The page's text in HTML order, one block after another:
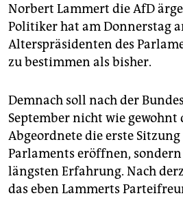
epaper login
Norbert Lammert die AfD
Politiker hat am Donnerstag
Alterspräsidenten des
zu bestimmen als bisher.
Demnach soll nach der
September nicht wie gewohnt
Abgeordnete die erste Sitzung
Parlaments eröffnen,
längsten Erfahrung. Nach
das eben Lammerts